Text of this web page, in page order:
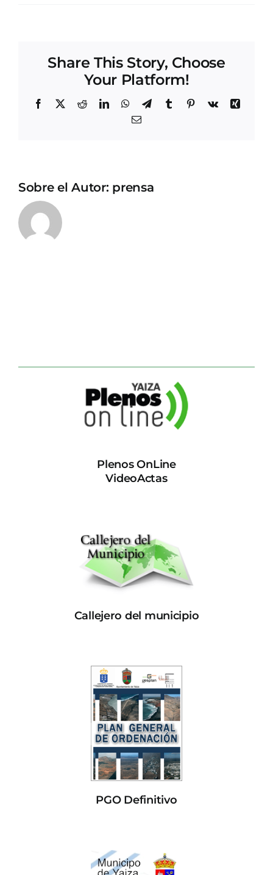
Share This Story, Choose
Your Platform!
Facebook
X RedditLinkedInWhatsApp
TelegramTumblrPinterest
Vk
Xing
Correo
Sobre el Autor: prensa
Plenos OnLine
VideoActas
Callejero del municipio
PGO Definitivo